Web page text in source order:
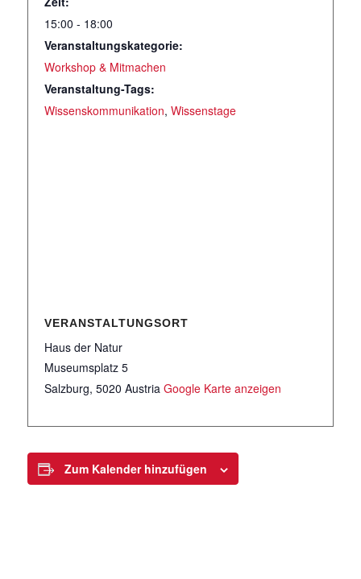
15:00 - 18:00
Veranstaltungskategorie:
Workshop & Mitmachen
Veranstaltung-Tags:
Wissenskommunikation, Wissenstage
VERANSTALTUNGSORT
Haus der Natur
Museumsplatz 5
Salzburg, 5020 Austria Google Karte anzeigen
Zum Kalender hinzufügen